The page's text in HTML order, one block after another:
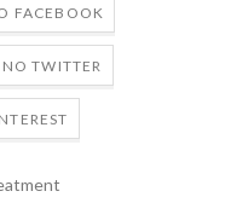
FACEBOOK
TWITTER